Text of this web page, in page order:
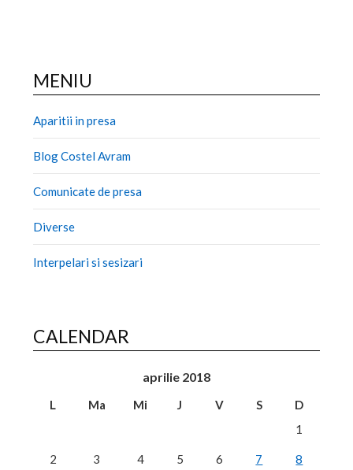
MENIU
Aparitii in presa
Blog Costel Avram
Comunicate de presa
Diverse
Interpelari si sesizari
CALENDAR
aprilie 2018
L Ma Mi J V S
D
1
2 3 4 5 6 7 8